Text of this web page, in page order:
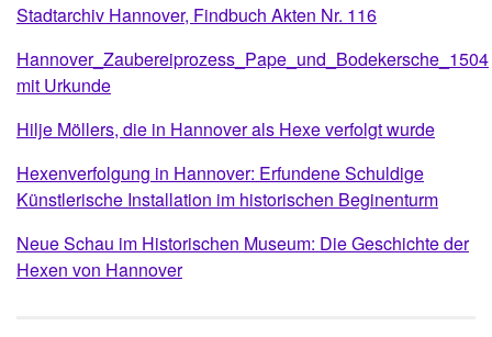
Stadtarchiv Hannover, Findbuch Akten Nr. 116
Hannover_Zaubereiprozess_Pape_und_Bodekersche_1504
mit Urkunde
Hilje Möllers, die in Hannover als Hexe verfolgt wurde
Hexenverfolgung in Hannover: Erfundene Schuldige
Künstlerische Installation im historischen Beginenturm
Neue Schau im Historischen Museum: Die Geschichte der
Hexen von Hannover